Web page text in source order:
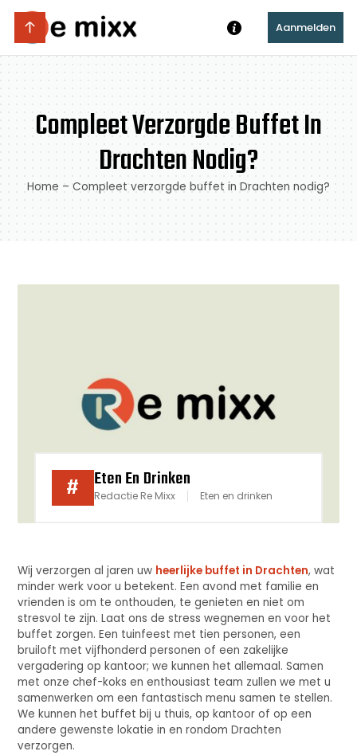
Aanmelden
Compleet Verzorgde Buffet In
Drachten Nodig?
Home – Compleet verzorgde buffet in Drachten nodig?
# Eten En Drinken
Redactie Re Mixx Eten en drinken
Wij verzorgen al jaren uw heerlijke buffet in Drachten, wat
minder werk voor u betekent. Een avond met familie en
vrienden is om te onthouden, te genieten en niet om
stresvol te zijn. Laat ons de stress wegnemen en voor het
buffet zorgen. Een tuinfeest met tien personen, een
bruiloft met vijfhonderd personen of een zakelijke
vergadering op kantoor; we kunnen het allemaal. Samen
met onze chef-koks en enthousiast team zullen we met u
samenwerken om een fantastisch menu samen te stellen.
We kunnen het buffet bij u thuis, op kantoor of op een
andere gewenste lokatie in en rondom Drachten
verzorgen.